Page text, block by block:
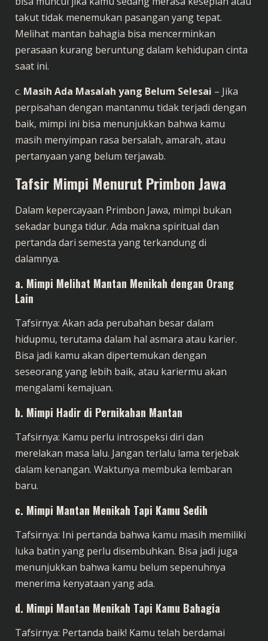
takut tidak menemukan pasangan yang tepat.
Melihat mantan bahagia bisa mencerminkan
perasaan kurang beruntung dalam kehidupan cinta
saat ini.
c. Masih Ada Masalah yang Belum Selesai – Jika
perpisahan dengan mantanmu tidak terjadi dengan
baik, mimpi ini bisa menunjukkan bahwa kamu
masih menyimpan rasa bersalah, amarah, atau
pertanyaan yang belum terjawab.
Tafsir Mimpi Menurut Primbon Jawa
Dalam kepercayaan Primbon Jawa, mimpi bukan
sekadar bunga tidur. Ada makna spiritual dan
pertanda dari semesta yang terkandung di
dalamnya.
a. Mimpi Melihat Mantan Menikah dengan Orang
Lain
Tafsirnya: Akan ada perubahan besar dalam
hidupmu, terutama dalam hal asmara atau karier.
Bisa jadi kamu akan dipertemukan dengan
seseorang yang lebih baik, atau kariermu akan
mengalami kemajuan.
b. Mimpi Hadir di Pernikahan Mantan
Tafsirnya: Kamu perlu introspeksi diri dan
merelakan masa lalu. Jangan terlalu lama terjebak
dalam kenangan. Waktunya membuka lembaran
baru.
c. Mimpi Mantan Menikah Tapi Kamu Sedih
Tafsirnya: Ini pertanda bahwa kamu masih memiliki
luka batin yang perlu disembuhkan. Bisa jadi juga
menunjukkan bahwa kamu belum sepenuhnya
menerima kenyataan yang ada.
d. Mimpi Mantan Menikah Tapi Kamu Bahagia
Tafsirnya: Pertanda baik! Kamu telah berdamai